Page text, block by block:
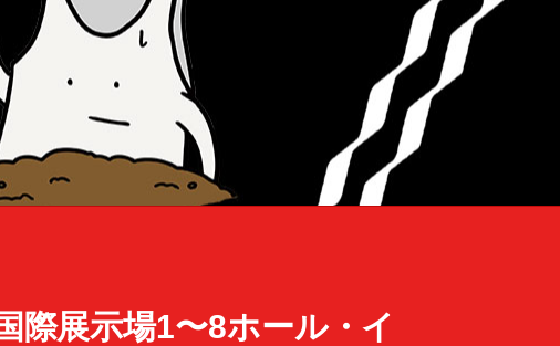
際展示場1〜8ホール・イ